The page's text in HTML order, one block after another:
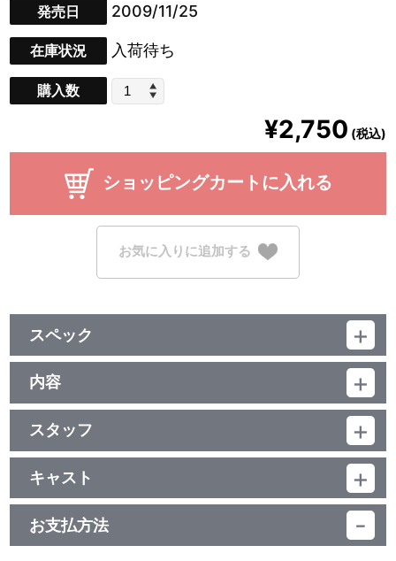
発売日 2009/11/25
在庫状況 入荷待ち
購入数
¥2,750 (税込)
ショッピングカートに入れる
お気に入りに追加する
スペック
品番：BCBA-3660
ジャンル：アニメ編集版
ﾄﾞﾙﾋﾞｰﾃﾞｼﾞﾀﾙ(ｽﾃﾚｵ)／片面2層／ｽﾀﾝﾀﾞｰﾄﾞ・一部16：9(ｽｸｲｰｽﾞ)／ﾋﾞｽ
ﾀｻｲｽﾞ／カラー／確84分／7巻
内容
制作年度：1985-1991年
【「[宇宙世紀]編 Vol.2」収録タイトル／収録コンテンツ数（全73
種）】
■OVA『機動戦士ガンダム0080 ポケットの中の戦争』
収録コンテンツ数：11種
■OVA『機動戦士ガンダム0083 STARDUST MEMORY』
収録コンテンツ数：20種
■TV・劇場『機動戦士Zガンダム』 ※劇場版『機動戦士Zガンダ
スタッフ
プロデューサー：今西隆志／ＭＳコメンタリー（解説文）：氷川竜
介／音響監督：藤野貞義
キャスト
ナレーション：檜山修之
お支払方法